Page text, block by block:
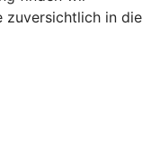
zuversichtlich in die